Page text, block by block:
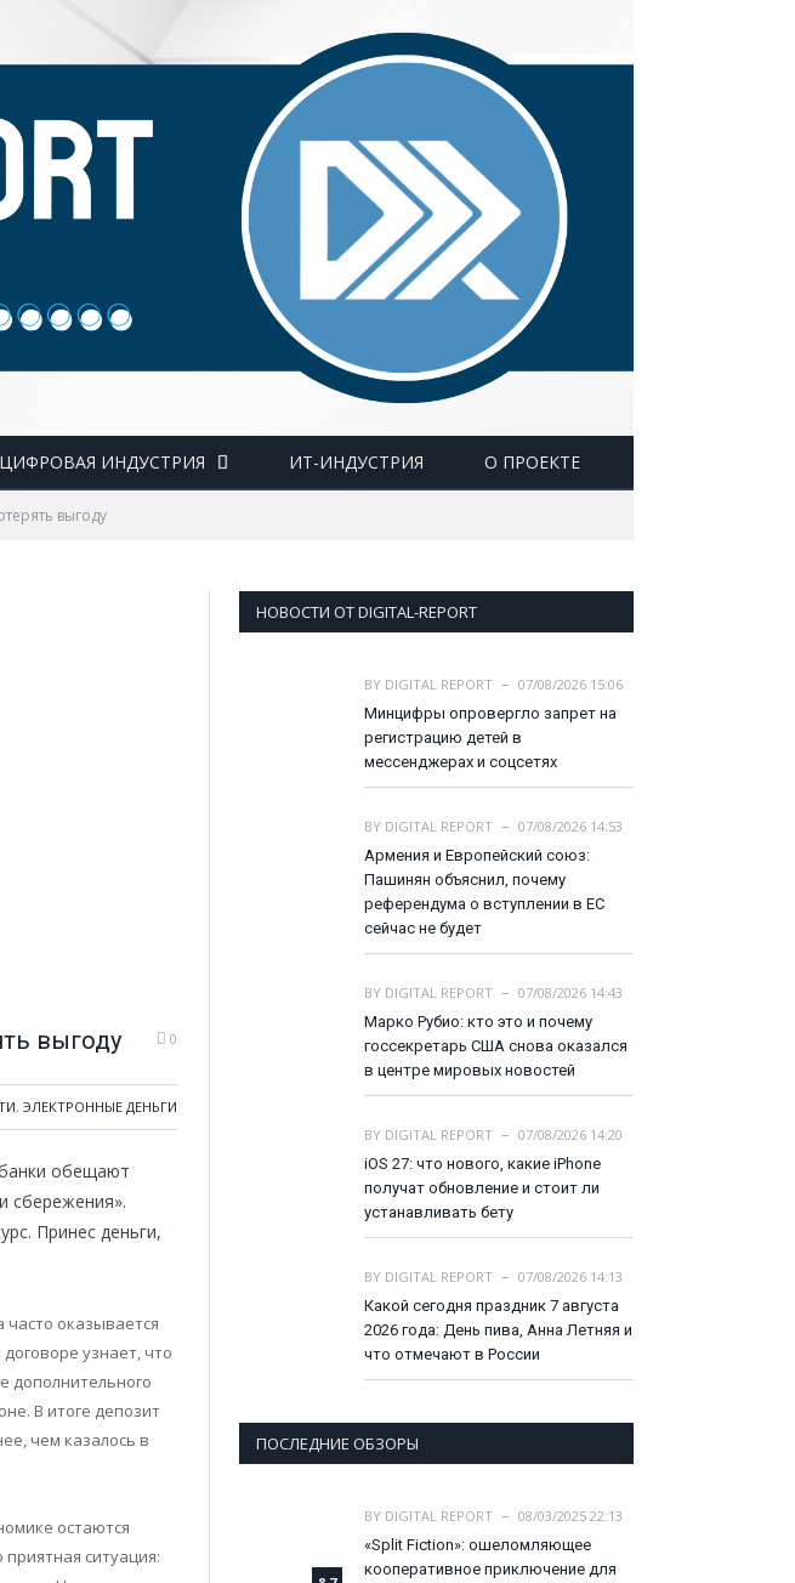
ЦИФРОВАЯ ИНДУСТРИЯ ИТ-ИНДУСТРИЯ О ПРОЕКТЕ
выгоду
выгоду 0
, ЭЛЕКТРОННЫЕ ДЕНЬГИ
обещают
сбережения».
Принес деньги,
оказывается
узнает, что
дополнительного
В итоге депозит
чем казалось в
остаются
ситуация:
НОВОСТИ ОТ DIGITAL-REPORT
BY DIGITAL REPORT
07/08/2026 15:06
Минцифры опровергло запрет на
регистрацию детей в
мессенджерах и соцсетях
BY DIGITAL REPORT
07/08/2026 14:53
Армения и Европейский союз:
Пашинян объяснил, почему
референдума о вступлении в ЕС
сейчас не будет
BY DIGITAL REPORT
07/08/2026 14:43
Марко Рубио: кто это и почему
госсекретарь США снова оказался
в центре мировых новостей
BY DIGITAL REPORT
07/08/2026 14:20
iOS 27: что нового, какие iPhone
получат обновление и стоит ли
устанавливать бету
BY DIGITAL REPORT
07/08/2026 14:13
Какой сегодня праздник 7 августа
2026 года: День пива, Анна Летняя и
что отмечают в России
ПОСЛЕДНИЕ ОБЗОРЫ
BY DIGITAL REPORT
08/03/2025 22:13
«Split Fiction»: ошеломляющее
кооперативное приключение для